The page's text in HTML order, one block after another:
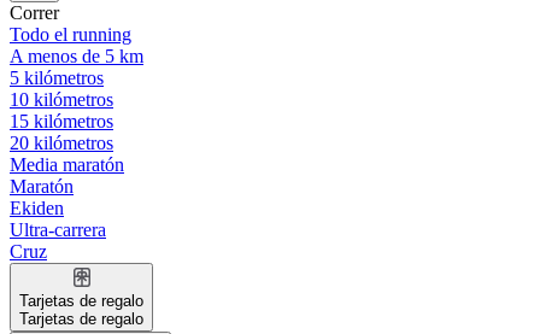
Correr
Todo el running
A menos de 5 km
5 kilómetros
10 kilómetros
15 kilómetros
20 kilómetros
Media maratón
Maratón
Ekiden
Ultra-carrera
Cruz
Tarjetas de regalo
Tarjetas de regalo